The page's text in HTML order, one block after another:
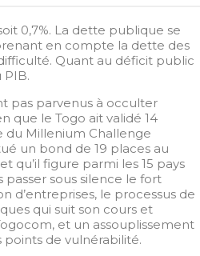
0,7%. La dette publique se
en compte la dette des
Quant au déficit public
PIB.
pas parvenus à occulter
que le Togo ait validé 14
du Millenium Challenge
un bond de 19 places au
qu’il figure parmi les 15 pays
passer sous silence le fort
d’entreprises, le processus de
qui suit son cours et
et un assouplissement
de vulnérabilité.